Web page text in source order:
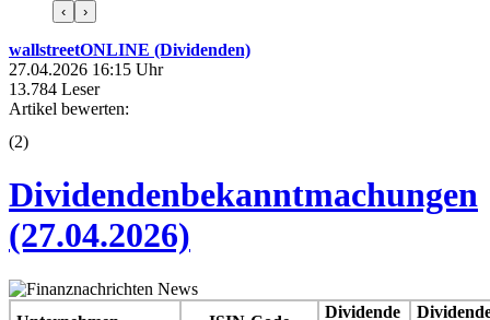
‹ ›
wallstreetONLINE (Dividenden)
27.04.2026 16:15 Uhr
13.784 Leser
Artikel bewerten:
(2)
Dividendenbekanntmachungen
(27.04.2026)
Dividende